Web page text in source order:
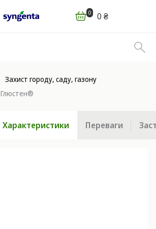
0 0 ₴
Захист городу, саду, газону
Глюстен®
Характеристики Переваги